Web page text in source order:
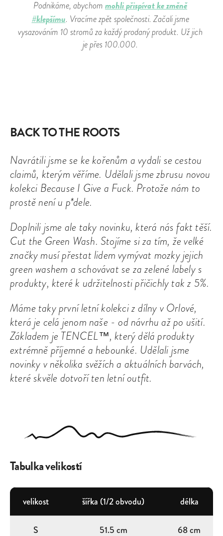
Podnikáme, abychom mohli přispívat ke změně
#klepšímu. Vracíme zpět společnosti. Začali jsme
vysazováním 10 stromů za každý prodaný produkt. Už jich
je přes 100.000.
BACK TO THE ROOTS
Navrátili jsme se ke kořenům a vydali se cestou
claimů, kterým věříme. Udělali jsme zbrusu novou
kolekci Because I Give a Fuck. Protože nám to
prostě není u p*dele.
Doplnili jsme ale taky novinku, která nás fakt těší.
Cut the Green Wash. Stojíme si za tím, že velké
značky musí přestat lidem vymývat mozky jejich
green washem a schovávat se za zelené labely s
produkty, které k udržitelnosti přičichly tak z 5%.
Máme taky první letní kolekci z dílny v Orlové,
která je celá jenom naše - od návrhu až po ušití.
Základem je TENCEL™, který dělá produkty
extrémně příjemné a hebounké. Udělali jsme
novinky v několika svěžích a aktuálních barvách,
které skvěle dotvoří ten letní outfit.
Tabulka velikostí
velikost šířka (1/2 obvodu) délka
S 51.5 cm 68 cm